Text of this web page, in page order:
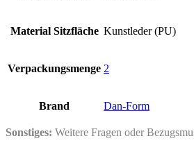
Material Sitzfläche Kunstleder (PU)
Verpackungsmenge 2
Brand Dan-Form
Sonstiges: Weitere Fragen oder